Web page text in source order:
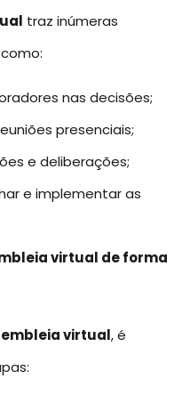
traz inúmeras
nas decisões;
presenciais;
e deliberações;
e implementar as
virtual de forma
virtual, é